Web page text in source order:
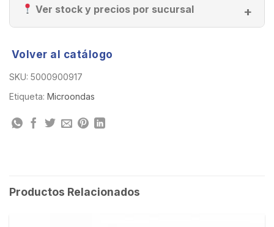
Ver stock y precios por sucursal
Volver al catálogo
SKU: 5000900917
Etiqueta: Microondas
Productos Relacionados